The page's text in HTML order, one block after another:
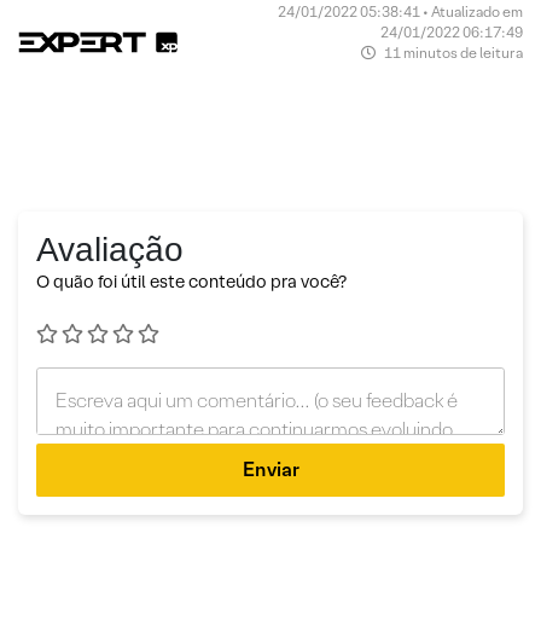
24/01/2022 05:38:41 • Atualizado em
24/01/2022 06:17:49
11 minutos de leitura
Avaliação
O quão foi útil este conteúdo pra você?
Enviar